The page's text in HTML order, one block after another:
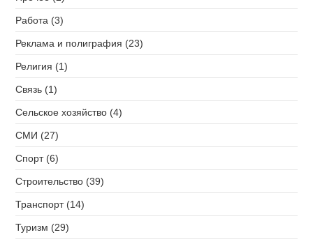
Работа (3)
Реклама и полиграфия (23)
Религия (1)
Связь (1)
Сельское хозяйство (4)
СМИ (27)
Спорт (6)
Строительство (39)
Транспорт (14)
Туризм (29)